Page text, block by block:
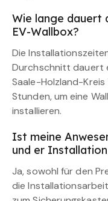
Wie lange dauert
EV-Wallbox?
Die
Durchschnitt dauert
Saale-Holzland-
Stunden, um eine
installieren.
Ist meine
und er
Ja, sowohl für den
die